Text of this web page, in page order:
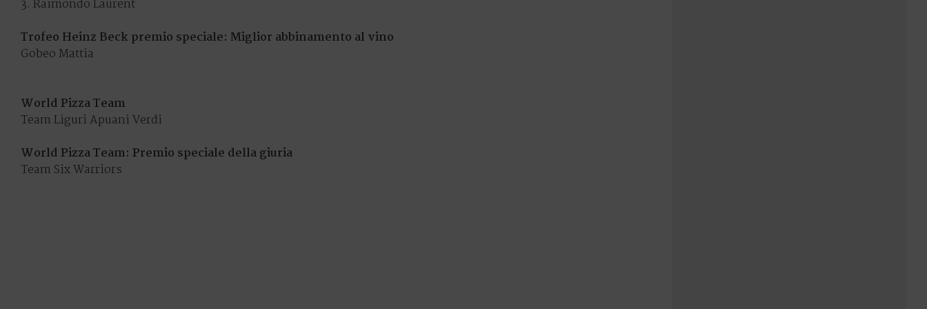
3. Raimondo Laurent
Trofeo Heinz Beck premio speciale: Miglior abbinamento al vino
Gobeo Mattia
World Pizza Team
Team Liguri Apuani Verdi
World Pizza Team: Premio speciale della giuria
Team Six Warriors